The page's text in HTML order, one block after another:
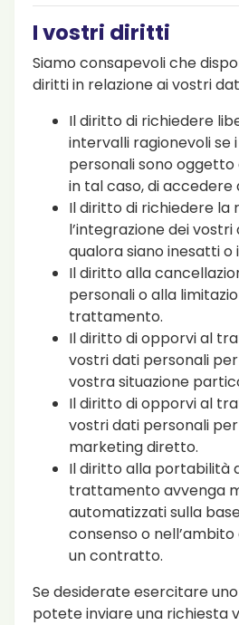
I vostri diritti
Siamo consapevoli che
diritti in relazione ai vostri
Il diritto di richiedere
intervalli ragionevoli se
personali sono
in tal caso, di accedere
Il diritto di richiedere la
l’integrazione dei
qualora siano inesatti o
Il diritto alla
personali o alla
trattamento.
Il diritto di opporvi al
vostri dati personali
vostra situazione
Il diritto di opporvi al
vostri dati personali
marketing diretto.
Il diritto alla portabilità
trattamento avvenga
automatizzati sulla
consenso o nell’ambito
un contratto.
Se desiderate esercitare
potete inviare una richiesta